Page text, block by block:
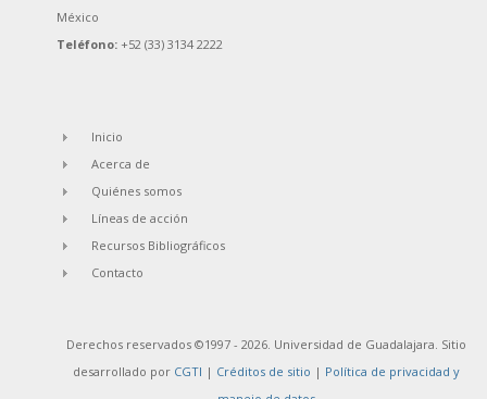
México
Teléfono: +52 (33) 3134 2222
Inicio
Acerca de
Quiénes somos
Líneas de acción
Recursos Bibliográficos
Contacto
Derechos reservados ©1997 - 2026. Universidad de Guadalajara. Sitio
desarrollado por CGTI | Créditos de sitio | Política de privacidad y